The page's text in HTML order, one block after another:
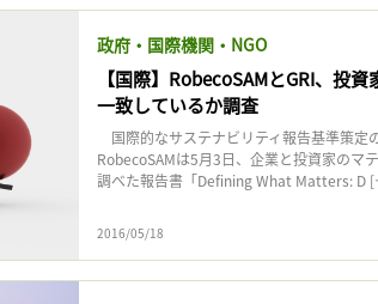
政府・国際機関・NGO
【国際】RobecoSAMとGRI、投
一致しているか調査
国際的なサステナビリティ報告基準策定
RobecoSAMは5月3日、企業と投資家のマ
調べた報告書「Defining What Matters: D
2016/05/18